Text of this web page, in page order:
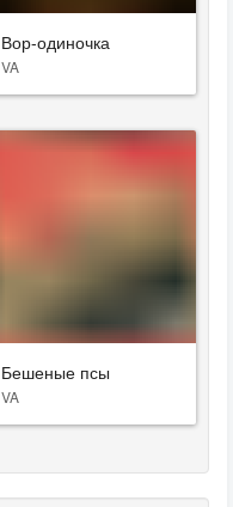
Вор-одиночка
VA
Бешеные псы
VA